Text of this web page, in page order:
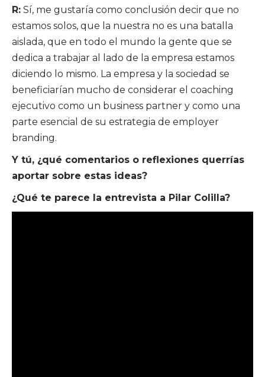
R: Sí, me gustaría como conclusión decir que no
estamos solos, que la nuestra no es una batalla
aislada, que en todo el mundo la gente que se
dedica a trabajar al lado de la empresa estamos
diciendo lo mismo. La empresa y la sociedad se
beneficiarían mucho de considerar el coaching
ejecutivo como un business partner y como una
parte esencial de su estrategia de employer
branding.
Y tú, ¿qué comentarios o reflexiones querrías
aportar sobre estas ideas?
¿Qué te parece la entrevista a Pilar Colilla?